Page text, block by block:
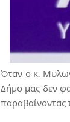
Όταν ο κ.
Δήμο μας δεν
παραβαίνοντας